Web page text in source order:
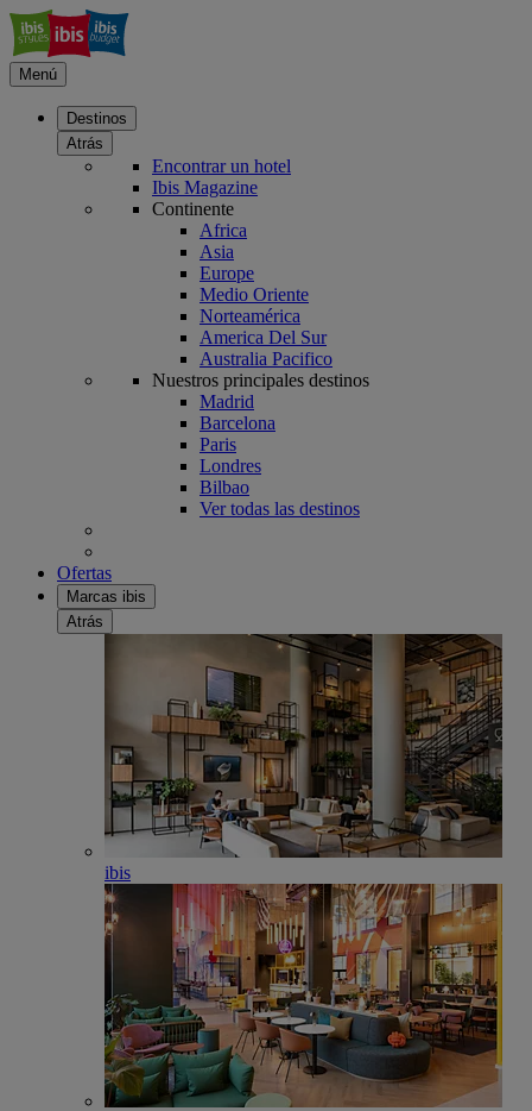
Menú
Destinos
Atrás
Encontrar un hotel
Ibis Magazine
Continente
Africa
Asia
Europe
Medio Oriente
Norteamérica
America Del Sur
Australia Pacifico
Nuestros principales destinos
Madrid
Barcelona
Paris
Londres
Bilbao
Ver todas las destinos
Ofertas
Marcas ibis
Atrás
ibis